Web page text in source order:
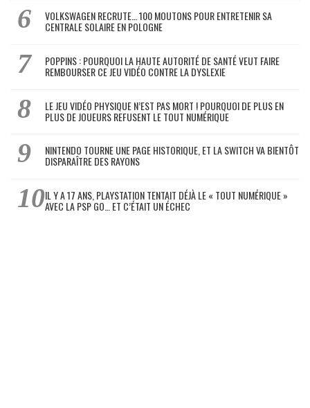
VOLKSWAGEN RECRUTE… 100 MOUTONS POUR ENTRETENIR SA
CENTRALE SOLAIRE EN POLOGNE
POPPINS : POURQUOI LA HAUTE AUTORITÉ DE SANTÉ VEUT FAIRE
REMBOURSER CE JEU VIDÉO CONTRE LA DYSLEXIE
LE JEU VIDÉO PHYSIQUE N’EST PAS MORT ! POURQUOI DE PLUS EN
PLUS DE JOUEURS REFUSENT LE TOUT NUMÉRIQUE
NINTENDO TOURNE UNE PAGE HISTORIQUE, ET LA SWITCH VA BIENTÔT
DISPARAÎTRE DES RAYONS
IL Y A 17 ANS, PLAYSTATION TENTAIT DÉJÀ LE « TOUT NUMÉRIQUE »
AVEC LA PSP GO… ET C’ÉTAIT UN ÉCHEC